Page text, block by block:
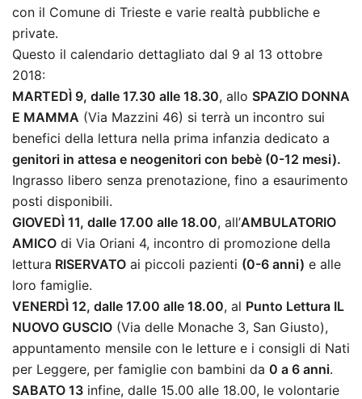
con il Comune di Trieste e varie realtà pubbliche e
private.
Questo il calendario dettagliato dal 9 al 13 ottobre
2018:
MARTEDÌ 9, dalle 17.30 alle 18.30, allo SPAZIO DONNA
E MAMMA (Via Mazzini 46) si terrà un incontro sui
benefici della lettura nella prima infanzia dedicato a
genitori in attesa e neogenitori con bebè (0-12 mesi).
Ingrasso libero senza prenotazione, fino a esaurimento
posti disponibili.
GIOVEDÌ 11, dalle 17.00 alle 18.00, all’AMBULATORIO
AMICO di Via Oriani 4, incontro di promozione della
lettura RISERVATO ai piccoli pazienti (0-6 anni) e alle
loro famiglie.
VENERDÌ 12, dalle 17.00 alle 18.00, al Punto Lettura IL
NUOVO GUSCIO (Via delle Monache 3, San Giusto),
appuntamento mensile con le letture e i consigli di Nati
per Leggere, per famiglie con bambini da 0 a 6 anni.
SABATO 13 infine, dalle 15.00 alle 18.00, le volontarie